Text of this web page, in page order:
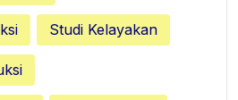
Studi Kelayakan